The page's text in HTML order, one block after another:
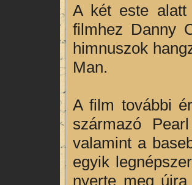
A két este
filmhez Danny
himnuszok
Man.
A film további
származó
valamint a
egyik
nyerte meg